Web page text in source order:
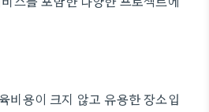
비용이 크지 않고 유용한 장소입